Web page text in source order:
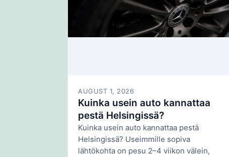
AUGUST 1, 2026
Kuinka usein auto kannattaa
pestä Helsingissä?
Kuinka usein auto kannattaa pestä
Helsingissä? Useimmille sopiva
lähtökohta on pesu 2–4 viikon välein,